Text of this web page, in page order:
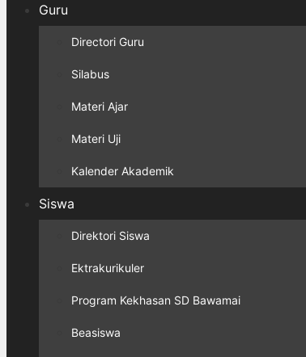
Guru
Directori Guru
Silabus
Materi Ajar
Materi Uji
Kalender Akademik
Siswa
Direktori Siswa
Ektrakurikuler
Program Kekhasan SD Bawamai
Beasiswa